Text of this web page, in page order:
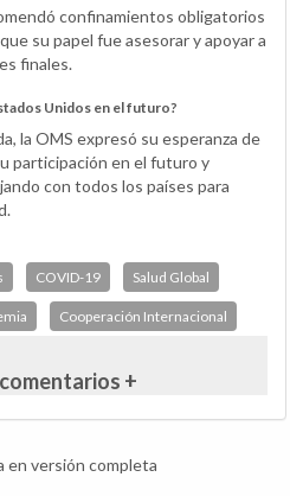
confinamientos obligatorios
su papel fue asesorar y apoyar a
finales.
Unidos en el futuro?
la OMS expresó su esperanza de
participación en el futuro y
con todos los países para
COVID-19 Salud Global
Cooperación Internacional
+
en versión completa